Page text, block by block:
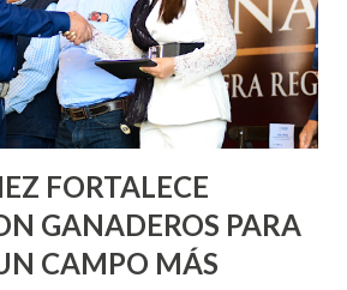
a Villas de Nuestra Señora de la
y Decreto 27 de Septiembre, en
Ojo de Agua, en la comunidad
y en los edificios de...
FORTALECE
GANADEROS PARA
CAMPO MÁS